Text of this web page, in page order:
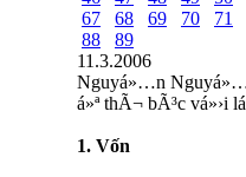
67
68 69 70 71
88
89
11.3.2006
Nguyá»…n
á»ª thÃ¬ bÃ³c vá»›i
1. Vốn